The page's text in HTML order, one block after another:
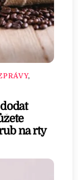
,
na rty